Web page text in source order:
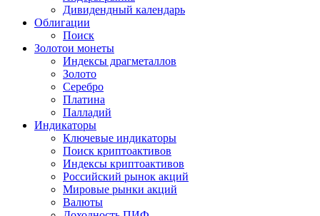
Дивидендный календарь
Облигации
Поиск
Золотои монеты
Индексы драгметаллов
Золото
Серебро
Платина
Палладий
Индикаторы
Ключевые индикаторы
Поиск криптоактивов
Индексы криптоактивов
Российский рынок акций
Мировые рынки акций
Валюты